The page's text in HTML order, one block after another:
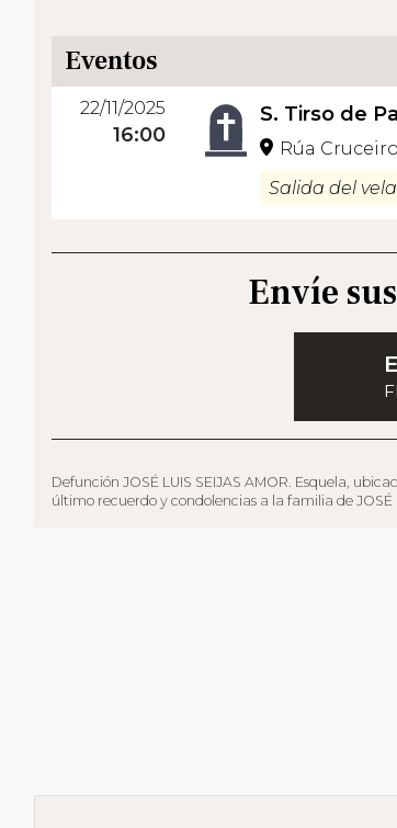
Eventos
22/11/2025
16:00
S. Tirso de
Rúa
Salida del
Envíe
Defunción JOSÉ LUIS SEIJAS AMOR. Esquela,
último recuerdo y condolencias a la familia de